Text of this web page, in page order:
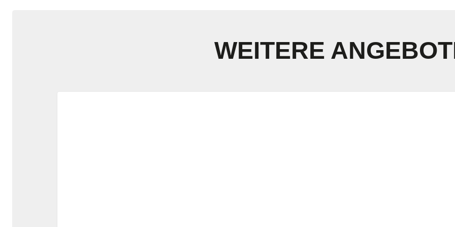
WEITERE